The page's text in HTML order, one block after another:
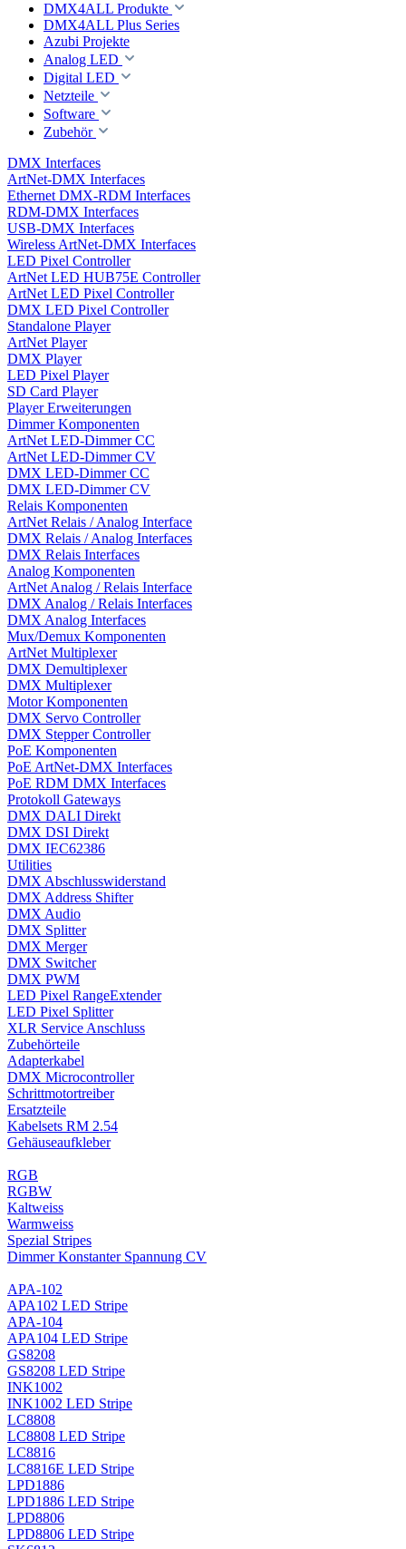
DMX4ALL Produkte
DMX4ALL Plus Series
Azubi Projekte
Analog LED
Digital LED
Netzteile
Software
Zubehör
DMX Interfaces
ArtNet-DMX Interfaces
Ethernet DMX-RDM Interfaces
RDM-DMX Interfaces
USB-DMX Interfaces
Wireless ArtNet-DMX Interfaces
LED Pixel Controller
ArtNet LED HUB75E Controller
ArtNet LED Pixel Controller
DMX LED Pixel Controller
Standalone Player
ArtNet Player
DMX Player
LED Pixel Player
SD Card Player
Player Erweiterungen
Dimmer Komponenten
ArtNet LED-Dimmer CC
ArtNet LED-Dimmer CV
DMX LED-Dimmer CC
DMX LED-Dimmer CV
Relais Komponenten
ArtNet Relais / Analog Interface
DMX Relais / Analog Interfaces
DMX Relais Interfaces
Analog Komponenten
ArtNet Analog / Relais Interface
DMX Analog / Relais Interfaces
DMX Analog Interfaces
Mux/Demux Komponenten
ArtNet Multiplexer
DMX Demultiplexer
DMX Multiplexer
Motor Komponenten
DMX Servo Controller
DMX Stepper Controller
PoE Komponenten
PoE ArtNet-DMX Interfaces
PoE RDM DMX Interfaces
Protokoll Gateways
DMX DALI Direkt
DMX DSI Direkt
DMX IEC62386
Utilities
DMX Abschlusswiderstand
DMX Address Shifter
DMX Audio
DMX Splitter
DMX Merger
DMX Switcher
DMX PWM
LED Pixel RangeExtender
LED Pixel Splitter
XLR Service Anschluss
Zubehörteile
Adapterkabel
DMX Microcontroller
Schrittmotortreiber
Ersatzteile
Kabelsets RM 2.54
Gehäuseaufkleber
RGB
RGBW
Kaltweiss
Warmweiss
Spezial Stripes
Dimmer Konstanter Spannung CV
APA-102
APA102 LED Stripe
APA-104
APA104 LED Stripe
GS8208
GS8208 LED Stripe
INK1002
INK1002 LED Stripe
LC8808
LC8808 LED Stripe
LC8816
LC8816E LED Stripe
LPD1886
LPD1886 LED Stripe
LPD8806
LPD8806 LED Stripe